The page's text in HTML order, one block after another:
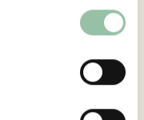
altid har været.
medarbejderne og